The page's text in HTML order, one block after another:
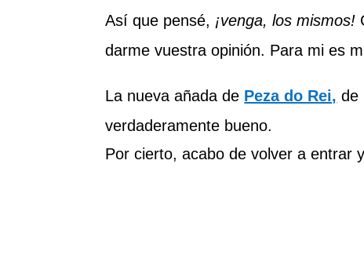
Así que pensé, ¡venga, los mismos!
darme vuestra opinión. Para mi es
La nueva añada de Peza do Rei, de
verdaderamente bueno.
Por cierto, acabo de volver a entrar